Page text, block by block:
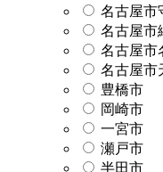
名古屋市
名古屋市
名古屋市
名古屋市
豊橋市
岡崎市
一宮市
瀬戸市
半田市